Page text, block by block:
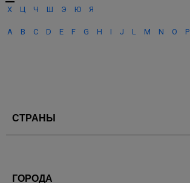
Х
Ц Ч Ш Э Ю Я
A B C D E F G H I J L M N O P
СТРАНЫ
ГОРОДА